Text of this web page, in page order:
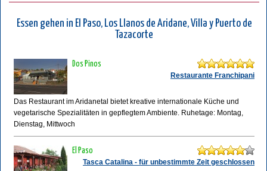
Essen gehen in El Paso, Los Llanos de Aridane, Villa y Puerto de
Tazacorte
Restaurante Franchipani
Dos Pinos
Das Restaurant im Aridanetal bietet kreative internationale Küche und
vegetarische Spezialitäten in gepflegtem Ambiente. Ruhetage: Montag,
Dienstag, Mittwoch
Tasca Catalina - für unbestimmte Zeit geschlossen
El Paso